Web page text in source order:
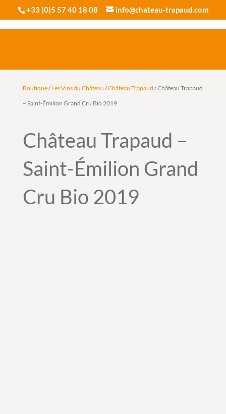
+33 (0)5 57 40 18 08 info@chateau-trapaud.com
Boutique/Les Vins du Château /Château Trapaud / Château Trapaud
– Saint-Émilion Grand Cru Bio 2019
Château Trapaud –
Saint-Émilion Grand
Cru Bio 2019